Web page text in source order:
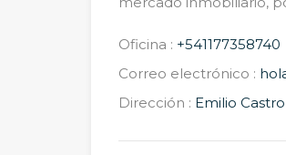
Oficina : +541177358740
Correo electrónico :
Dirección : Emilio